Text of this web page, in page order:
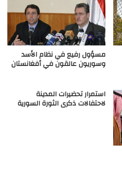
مسؤول رفيع في نظام الأسد
وسوريون عالقون في أفغانستان
استمرار تحضيرات المدينة
لاحتفالات ذكرى الثورة السورية